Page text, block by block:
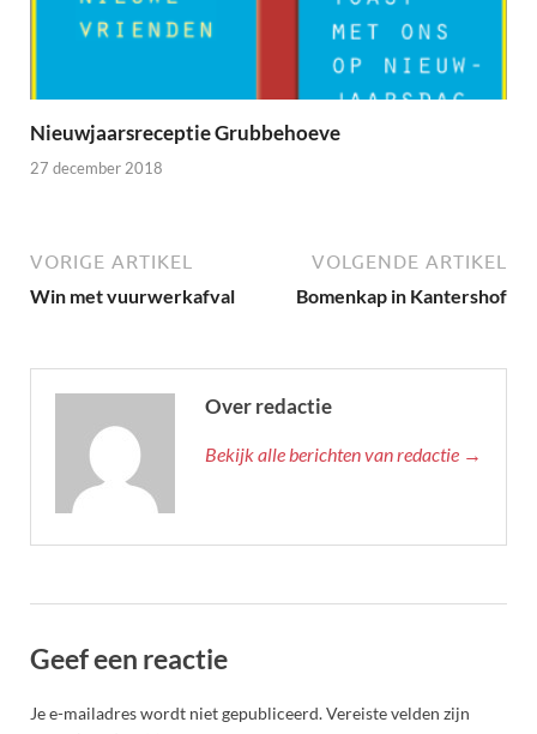
Nieuwjaarsreceptie Grubbehoeve
27 december 2018
VORIGE ARTIKEL
Win met vuurwerkafval
VOLGENDE ARTIKEL
Bomenkap in Kantershof
Over redactie
Bekijk alle berichten van redactie →
Geef een reactie
Je e-mailadres wordt niet gepubliceerd.Vereiste velden zijn